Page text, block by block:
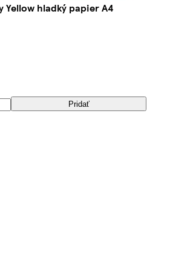
Yellow hladký papier A4
Pridať